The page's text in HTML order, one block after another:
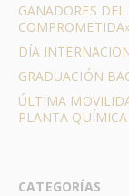
GANADORES
COMPROMETIDA»
DÍA
GRADUACIÓN
ÚLTIMA
PLANTA
CATEGORÍAS